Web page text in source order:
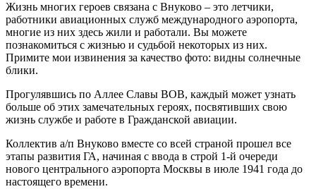
Жизнь многих героев связана с Внуково – это летчики,
работники авиационных служб международного аэропорта,
многие из них здесь жили и работали. Вы можете
познакомиться с жизнью и судьбой некоторых из них.
Примите мои извинения за качество фото: видны солнечные
блики.
Прогулявшись по Аллее Славы ВОВ, каждый может узнать
больше об этих замечательных героях, посвятивших свою
жизнь службе и работе в Гражданской авиации.
Коллектив а/п Внуково вместе со всей страной прошел все
этапы развития ГА, начиная с ввода в строй 1-й очереди
нового центрального аэропорта Москвы в июле 1941 года до
настоящего времени.